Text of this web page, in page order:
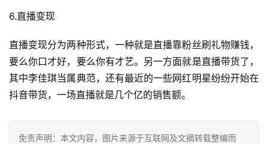
6.直播变现
直播变现分为两种形式，一种就是直播靠粉丝刷礼物赚钱，
要么你口才好，要么你有才艺。另一方面就是直播带货了，
其中李佳琪当属典范，还有最近的一些网红明星纷纷开始在
抖音带货，一场直播就是几个亿的销售额。
免责声明：本文内容，图片来源于互联网及文摘转载整编而